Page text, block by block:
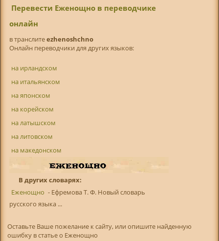
Перевести Еженощно в переводчике
онлайн
в транслитeezhenoshchno
Онлайн переводчики для других языков:
на ирландском
на итальянском
на японском
на корейском
на латышском
на литовском
на македонском
В других словарях:
Еженощно - Ефремова Т. Ф. Новый словарь
русского языка ...
Оставьте Ваше пожелание к сайту, или опишите найденную
ошибку в статье о Еженощно